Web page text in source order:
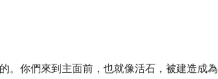
。你們來到主面前，也就像活石，被建造成為